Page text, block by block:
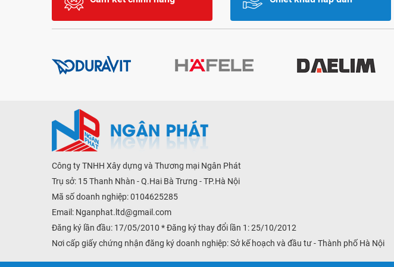
Công ty TNHH Xây dựng và Thương mại Ngân Phát
Trụ sở: 15 Thanh Nhàn - Q.Hai Bà Trưng - TP.Hà Nội
Mã số doanh nghiệp: 0104625285
Email: Nganphat.ltd@gmail.com
Đăng ký lần đầu: 17/05/2010 * Đăng ký thay đổi lần 1: 25/10/2012
Nơi cấp giấy chứng nhận đăng ký doanh nghiệp: Sở kế hoạch và đầu tư - Thành phố Hà Nội